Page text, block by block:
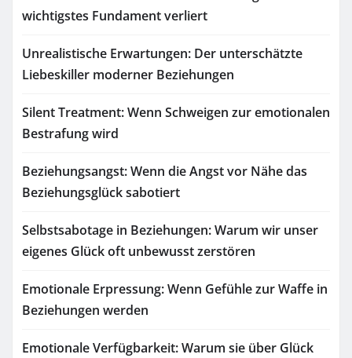
wichtigstes Fundament verliert
Unrealistische Erwartungen: Der unterschätzte
Liebeskiller moderner Beziehungen
Silent Treatment: Wenn Schweigen zur emotionalen
Bestrafung wird
Beziehungsangst: Wenn die Angst vor Nähe das
Beziehungsglück sabotiert
Selbstsabotage in Beziehungen: Warum wir unser
eigenes Glück oft unbewusst zerstören
Emotionale Erpressung: Wenn Gefühle zur Waffe in
Beziehungen werden
Emotionale Verfügbarkeit: Warum sie über Glück